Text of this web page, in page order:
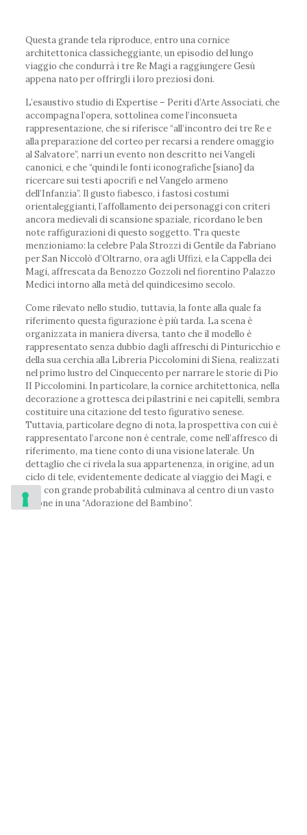
Questa grande tela riproduce, entro una cornice
architettonica classicheggiante, un episodio del lungo
viaggio che condurrà i tre Re Magi a raggiungere Gesù
appena nato per offrirgli i loro preziosi doni.
L’esaustivo studio di Expertise – Periti d’Arte Associati, che
accompagna l’opera, sottolinea come l’inconsueta
rappresentazione, che si riferisce “all’incontro dei tre Re e
alla preparazione del corteo per recarsi a rendere omaggio
al Salvatore”, narri un evento non descritto nei Vangeli
canonici, e che “quindi le fonti iconografiche [siano] da
ricercare sui testi apocrifi e nel Vangelo armeno
dell’Infanzia”. Il gusto fiabesco, i fastosi costumi
orientaleggianti, l’affollamento dei personaggi con criteri
ancora medievali di scansione spaziale, ricordano le ben
note raffigurazioni di questo soggetto. Tra queste
menzioniamo: la celebre Pala Strozzi di Gentile da Fabriano
per San Niccolò d’Oltrarno, ora agli Uffizi, e la Cappella dei
Magi, affrescata da Benozzo Gozzoli nel fiorentino Palazzo
Medici intorno alla metà del quindicesimo secolo.
Come rilevato nello studio, tuttavia, la fonte alla quale fa
riferimento questa figurazione è più tarda. La scena è
organizzata in maniera diversa, tanto che il modello è
rappresentato senza dubbio dagli affreschi di Pinturicchio e
della sua cerchia alla Libreria Piccolomini di Siena, realizzati
nel primo lustro del Cinquecento per narrare le storie di Pio
II Piccolomini. In particolare, la cornice architettonica, nella
decorazione a grottesca dei pilastrini e nei capitelli, sembra
costituire una citazione del testo figurativo senese.
Tuttavia, particolare degno di nota, la prospettiva con cui è
rappresentato l’arcone non è centrale, come nell’affresco di
riferimento, ma tiene conto di una visione laterale. Un
dettaglio che ci rivela la sua appartenenza, in origine, ad un
ciclo di tele, evidentemente dedicate al viaggio dei Magi, e
che, con grande probabilità culminava al centro di un vasto
salone in una “Adorazione del Bambino”.